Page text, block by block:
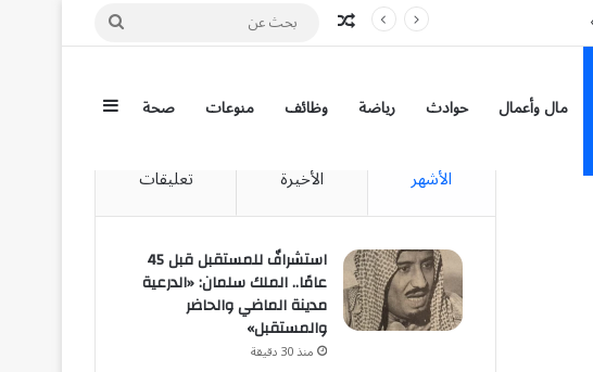
مقال عشوائي
بحث
مال وأعمال حوادث رياضة وظائف منوعات صحة إضافة عمود
الأشهر الأخيرة تعليقات
استشرافٌ للمستقبل قبل 45
عامًا.. الملك سلمان: «الدرعية
مدينة الماضي والحاضر
والمستقبل»
منذ 30 دقيقة